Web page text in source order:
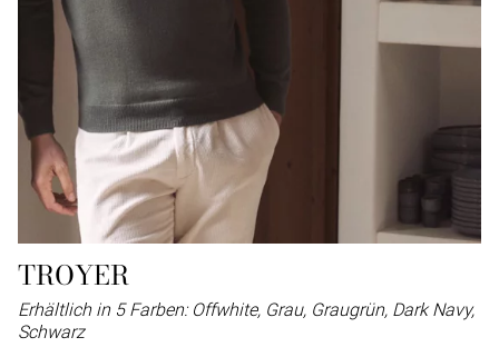
TROYER
Erhältlich in 5 Farben: Offwhite, Grau, Graugrün, Dark Navy,
Schwarz